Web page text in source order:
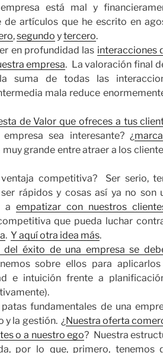
está mal y
artículos que he escrito en
,segundo ytercero.
en profundidad las interacciones
empresa. La valoración final
suma de todas las
mala reduce
de Valor que ofreces a tus
sea interesante? ¿
grande entre atraer a los
competitiva? Ser serio,
rápidos y cosas así ya no son
aempatizar con nuestros
que pueda luchar
. Y aquí otra idea más.
éxito de una empresa se
sobre ellos para
e intuición frente a
fundamentales de una
y la gestión. ¿ Nuestra oferta
o a nuestro ego? Nuestra
por lo que, primero, tenemos